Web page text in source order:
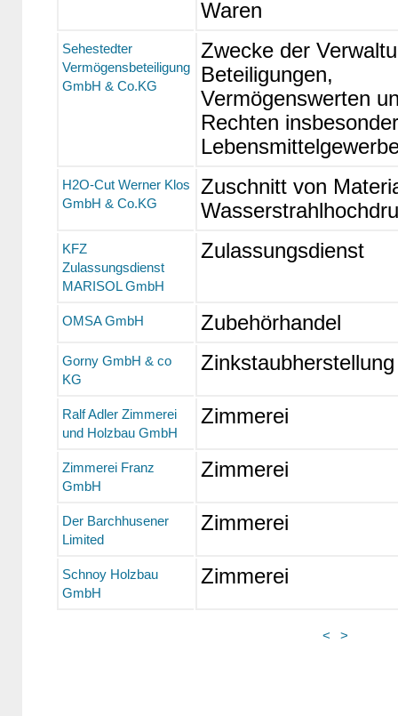
Waren
Sehestedter
Vermögensbeteiligung
GmbH & Co.KG
Zwecke der
Beteiligungen,
Vermögenswerten
Rechten
H2O-Cut Werner Klos
GmbH & Co.KG
Zuschnitt von
KFZ
Zulassungsdienst
MARISOL GmbH
Zulassungsdienst
OMSA GmbH Zubehörhandel
Gorny GmbH & co
KG
Zinkstaubherstellung
Ralf Adler Zimmerei
und Holzbau GmbH
Zimmerei
Zimmerei Franz
GmbH
Zimmerei
Der Barchhusener
Limited
Zimmerei
Schnoy Holzbau
GmbH
Zimmerei
< >